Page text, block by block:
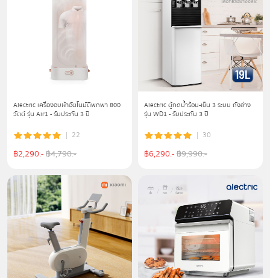
Alectric เครื่องอบผ้าอัตโนมัติพกพา 800
วัตต์ รุ่น Air1 - รับประกัน 3 ปี
22
฿2,290.-฿4,790.-
Alectric ตู้กดน้ำร้อน-เย็น 3 ระบบ ถังล่าง
รุ่น WD1 - รับประกัน 3 ปี
30
฿6,290.-฿9,990.-